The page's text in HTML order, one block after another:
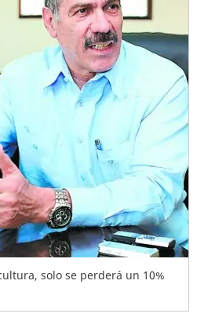
solo se perderá un 10%